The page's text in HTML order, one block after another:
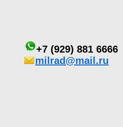
+7 (929) 881 6666
milrad@mail.ru